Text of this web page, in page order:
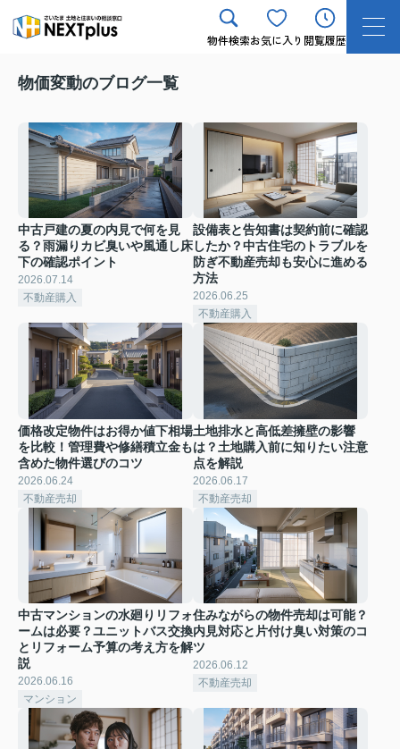
物件検索お気に入り 閲覧履歴
物価変動のブログ一覧
中古戸建の夏の内見で何を見
る？雨漏りカビ臭いや風通し床
下の確認ポイント
2026.07.14
不動産購入
設備表と告知書は契約前に確認
したか？中古住宅のトラブルを
防ぎ不動産売却も安心に進める
方法
2026.06.25
不動産購入
価格改定物件はお得か値下相場
を比較！管理費や修繕積立金も
含めた物件選びのコツ
2026.06.24
不動産売却
土地排水と高低差擁壁の影響
は？土地購入前に知りたい注意
点を解説
2026.06.17
不動産売却
中古マンションの水廻りリフォ
ームは必要？ユニットバス交換
とリフォーム予算の考え方を解
説
2026.06.16
マンション
住みながらの物件売却は可能？
内見対応と片付け臭い対策のコ
ツ
2026.06.12
不動産売却